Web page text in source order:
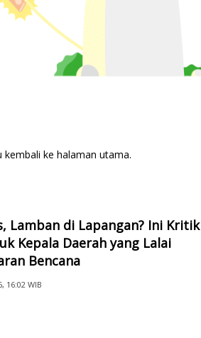
kembali ke halaman utama.
Lamban di Lapangan? Ini Kritik
Kepala Daerah yang Lalai
Bencana
16:02 WIB